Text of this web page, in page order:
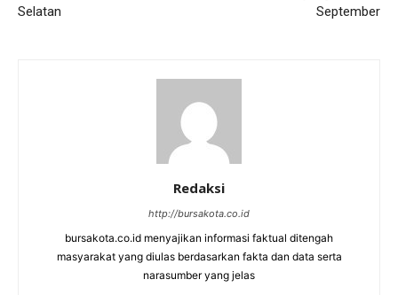
Selatan
September
Redaksi
http://bursakota.co.id
bursakota.co.id menyajikan informasi faktual ditengah
masyarakat yang diulas berdasarkan fakta dan data serta
narasumber yang jelas